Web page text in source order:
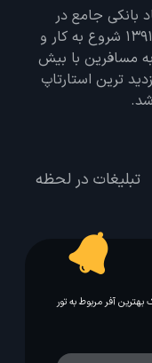
بانکی جامع در
تمامی زمینه های گردشگری در سال 1391 شروع به کار و
دهی به مسافرین با بیش
ترین استارتاپ
تبلیغات در لحظه
آفر مربوط به تور